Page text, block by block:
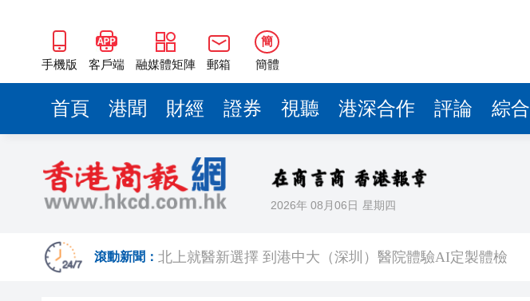
手機版 客戶端 融媒體矩陣 郵箱
簡
簡體
首頁 港聞 財經 證券 視聽 港深合作 評論 綜合
2026年 08月06日 星期四
滾動新聞： 北上就醫新選擇 到港中大（深圳）醫院體驗AI定製體檢